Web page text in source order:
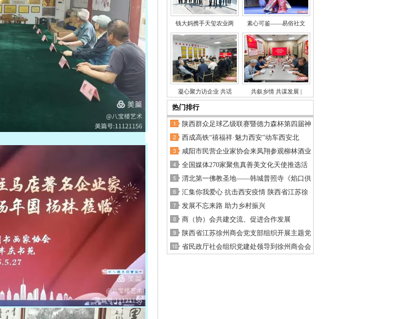
钱大妈携手天玺农业两 素心可鉴——易俗社文
凝心聚力访企业 共话 共叙乡情 共谋发展 |
热门排行
陕西群众足球乙级联赛暨德力森杯第四届神
西成高铁“禧福祥·魅力西安”动车西安北
咸阳市民营企业家协会来凤翔参观柳林酒业
全国媒体270家聚焦真善美文化天使推选活
渭北第一佛教圣地——韩城普照寺《焰口供
汇集你我爱心 抗击西安疫情 陕西省江苏徐
发展不忘来路 助力乡村振兴
商（协）会共建交流、促进合作发展
陕西省江苏徐州商会党支部组织开展主题党
省民政厅社会组织党建处领导到徐州商会会